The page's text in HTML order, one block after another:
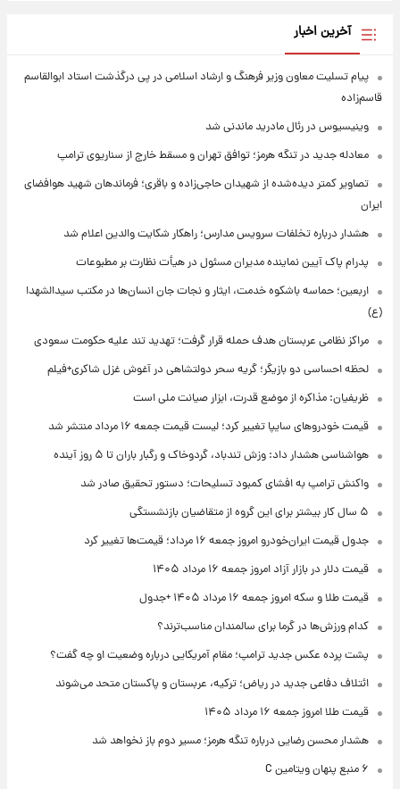
آخرین اخبار
پیام تسلیت معاون وزیر فرهنگ و ارشاد اسلامی در پی درگذشت استاد ابوالقاسم
قاسم‌زاده
وینیسیوس در رئال مادرید ماندنی شد
معادله جدید در تنگه هرمز؛ توافق تهران و مسقط خارج از سناریوی ترامپ
تصاویر کمتر دیده‌شده از شهیدان حاجی‌زاده و باقری؛ فرماندهان شهید هوافضای
ایران
هشدار درباره تخلفات سرویس مدارس؛ راهکار شکایت والدین اعلام شد
پدرام پاک آیین نماینده مدیران مسئول در هیأت نظارت بر مطبوعات
اربعین؛ حماسه باشکوه خدمت، ایثار و نجات جان انسان‌ها در مکتب سیدالشهدا
(ع)
مراکز نظامی عربستان هدف حمله قرار گرفت؛ تهدید تند علیه حکومت سعودی
لحظه احساسی دو بازیگر؛ گریه سحر دولتشاهی در آغوش غزل شاکری+فیلم
ظریفیان: مذاکره از موضع قدرت، ابزار صیانت ملی است
قیمت خودروهای سایپا تغییر کرد؛ لیست قیمت جمعه ۱۶ مرداد منتشر شد
هواشناسی هشدار داد: وزش تندباد، گردوخاک و رگبار باران تا ۵ روز آینده
واکنش ترامپ به افشای کمبود تسلیحات؛ دستور تحقیق صادر شد
۵ سال کار بیشتر برای این گروه از متقاضیان بازنشستگی
جدول قیمت ایران‌خودرو امروز جمعه ۱۶ مرداد؛ قیمت‌ها تغییر کرد
قیمت دلار در بازار آزاد امروز جمعه ۱۶ مرداد ۱۴۰۵
قیمت طلا و سکه امروز جمعه ۱۶ مرداد ۱۴۰۵ +جدول
کدام ورزش‌ها در گرما برای سالمندان مناسب‌ترند؟
پشت پرده عکس جدید ترامپ؛ مقام آمریکایی درباره وضعیت او چه گفت؟
ائتلاف دفاعی جدید در ریاض؛ ترکیه، عربستان و پاکستان متحد می‌شوند
قیمت طلا امروز جمعه ۱۶ مرداد ۱۴۰۵
هشدار محسن رضایی درباره تنگه هرمز؛ مسیر دوم باز نخواهد شد
۶ منبع پنهان ویتامین C